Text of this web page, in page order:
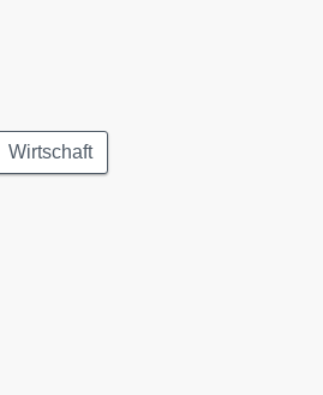
Wirtschaft